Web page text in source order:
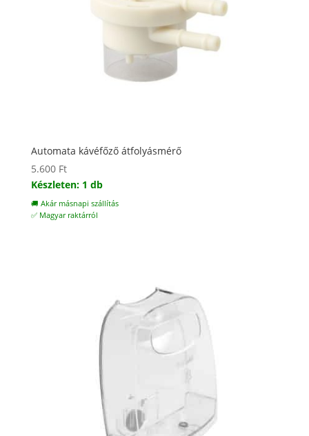
Automata kávéfőző átfolyásmérő
5.600 Ft
Készleten: 1 db
🚚 Akár másnapi szállítás
✅ Magyar raktárról